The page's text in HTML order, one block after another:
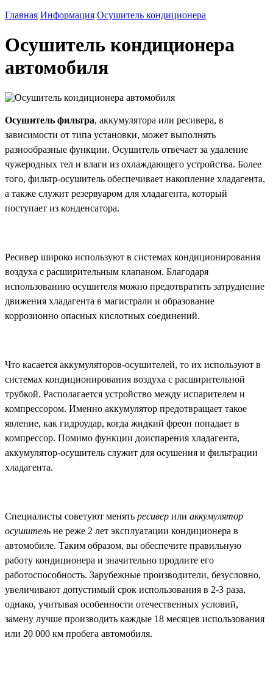
Главная Информация Осушитель кондиционера
Осушитель кондиционера
автомобиля
Осушитель фильтра, аккумулятора или ресивера, в
зависимости от типа установки, может выполнять
разнообразные функции. Осушитель отвечает за удаление
чужеродных тел и влаги из охлаждающего устройства. Более
того, фильтр-осушитель обеспечивает накопление хладагента,
а также служит резервуаром для хладагента, который
поступает из конденсатора.
Ресивер широко используют в системах кондиционирования
воздуха с расширительным клапаном. Благодаря
использованию осушителя можно предотвратить затруднение
движения хладагента в магистрали и образование
коррозионно опасных кислотных соединений.
Что касается аккумуляторов-осушителей, то их используют в
системах кондиционирования воздуха с расширительной
трубкой. Располагается устройство между испарителем и
компрессором. Именно аккумулятор предотвращает такое
явление, как гидроудар, когда жидкий фреон попадает в
компрессор. Помимо функции доиспарения хладагента,
аккумулятор-осушитель служит для осушения и фильтрации
хладагента.
Специалисты советуют менять ресивер или аккумулятор
осушитель не реже 2 лет эксплуатации кондиционера в
автомобиле. Таким образом, вы обеспечите правильную
работу кондиционера и значительно продлите его
работоспособность. Зарубежные производители, безусловно,
увеличивают допустимый срок использования в 2-3 раза,
однако, учитывая особенности отечественных условий,
замену лучше производить каждые 18 месяцев использования
или 20 000 км пробега автомобиля.